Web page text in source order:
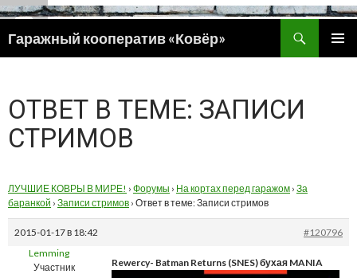
Гаражный кооператив «Ковёр»
ПЕРЕЙТИ
ОТВЕТ В ТЕМЕ: ЗАПИСИ
СТРИМОВ
ЛУЧШИЕ КОВРЫ В МИРЕ! › Форумы › На кортах перед гаражом › За
баранкой › Записи стримов › Ответ в теме: Записи стримов
2015-01-17 в 18:42
#120796
Lemming
Участник
Rewercy- Batman Returns (SNES) бухая MANIA